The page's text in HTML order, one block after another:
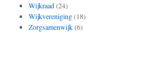
Wijkraad(24)
Wijkvereniging(18)
Zorgsamenwijk(6)